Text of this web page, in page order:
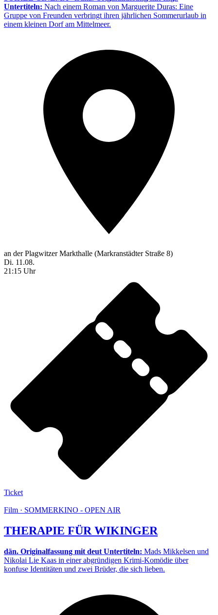
Untertiteln: Nach einem Roman von Marguerite Duras: Eine
Gruppe von Freunden verbringt ihren jährlichen Sommerurlaub in
einem kleinen Dorf am Mittelmeer.
an der Plagwitzer Markthalle (Markranstädter Straße 8)
Di. 11.08.
21:15 Uhr
Ticket
Film · SOMMERKINO - OPEN AIR
THERAPIE FÜR WIKINGER
dän. Originalfassung mit deut Untertiteln: Mads Mikkelsen und
Nikolai Lie Kaas in einer abgründigen Krimi-Komödie über
konfuse Identitäten und zwei Brüder, die sich lieben.